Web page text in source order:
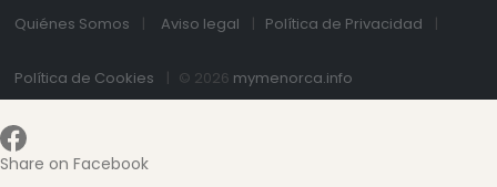
Quiénes Somos Aviso legal Política de Privacidad
Política de Cookies © 2026 mymenorca.info
Share on Facebook